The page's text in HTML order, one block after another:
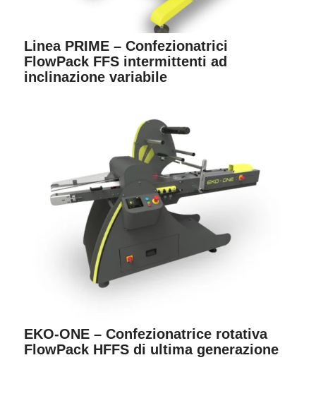
Linea PRIME – Confezionatrici
FlowPack FFS intermittenti ad
inclinazione variabile
EKO-ONE – Confezionatrice rotativa
FlowPack HFFS di ultima generazione